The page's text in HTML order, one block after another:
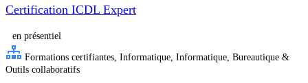
Certification ICDL Expert
en présentiel
Formations certifiantes, Informatique, Informatique, Bureautique &
Outils collaboratifs